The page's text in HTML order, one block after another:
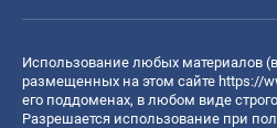
Использование любых материалов
размещенных на этом сайте https://
его поддоменах, в любом виде
Разрешается использование при